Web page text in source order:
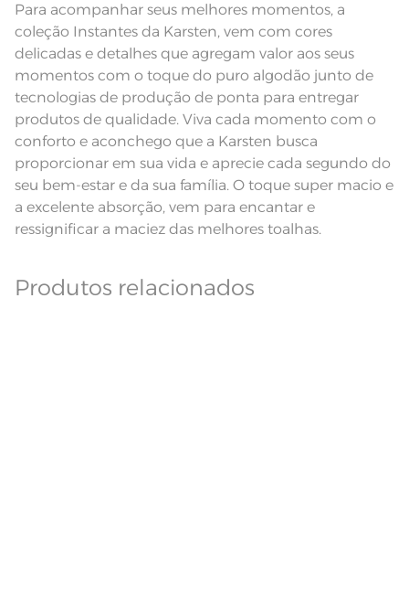
nas especificações técnicas do
Fios Fio Cardado
Para acompanhar seus melhores momentos, a
coleção Instantes da Karsten, vem com cores
delicadas e detalhes que agregam valor aos seus
momentos com o toque do puro algodão junto de
tecnologias de produção de ponta para entregar
produtos de qualidade. Viva cada momento com o
conforto e aconchego que a Karsten busca
proporcionar em sua vida e aprecie cada segundo do
seu bem-estar e da sua família. O toque super macio e
a excelente absorção, vem para encantar e
ressignificar a maciez das melhores toalhas.
Produtos relacionados